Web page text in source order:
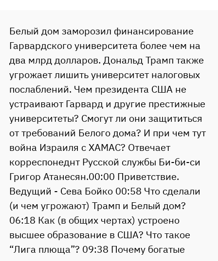
Белый дом заморозил финансирование
Гарвардского университета более чем на
два млрд долларов. Дональд Трамп также
угрожает лишить университет налоговых
послаблений. Чем президента США не
устраивают Гарвард и другие престижные
университеты? Смогут ли они защититься
от требований Белого дома? И при чем тут
война Израиля с ХАМАС? Отвечает
корреспонеднт Русской службы Би-би-си
Григор Атанесян.00:00 Приветствие.
Ведущий - Сева Бойко 00:58 Что сделали
(и чем угрожают) Трамп и Белый дом?
06:18 Как (в общих чертах) устроено
высшее образование в США? Что такое
“Лига плюща”? 09:38 Почему богатые